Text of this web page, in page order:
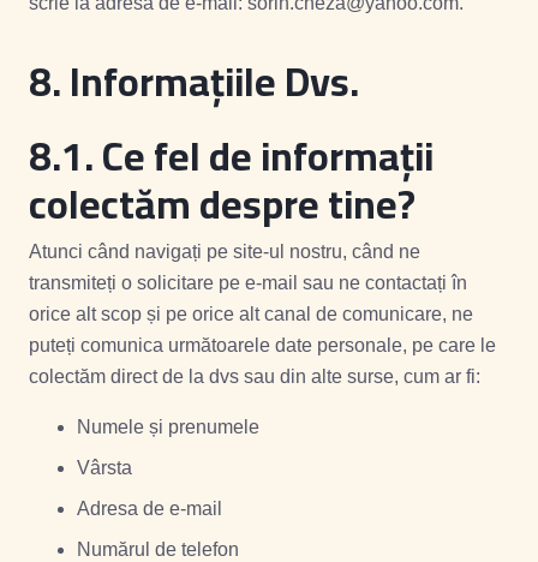
8. Informațiile Dvs.
8.1.Ce fel de informații
colectăm despre tine?
Atunci când navigați pe site-ul nostru, când ne
transmiteți o solicitare pe e-mail sau ne contactați în
orice alt scop și pe orice alt canal de comunicare, ne
puteți comunica următoarele date personale, pe care le
colectăm direct de la dvs sau din alte surse, cum ar fi:
Numele și prenumele
Vârsta
Adresa de e-mail
Numărul de telefon